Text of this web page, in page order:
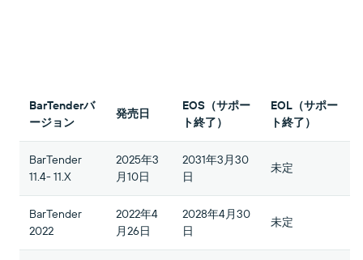
無償試用版ガイド
技術仕様
製品登録
GS1
Amazon Transparency
RFID
バーコードガイド
バーコードジェネレータ
ライフサイクルスケジュール
接続
ビジネスニーズに適切なレベルのサポートを受けら
れます。
BarTenderバ
ージョン
発売日
EOS（サポー
ト終了）
EOL（サポー
ト終了）
BarTender
11.4- 11.X
2025年3
月10日
2031年3月30
日
未定
BarTender
2022
2022年4
月26日
2028年4月30
日
未定